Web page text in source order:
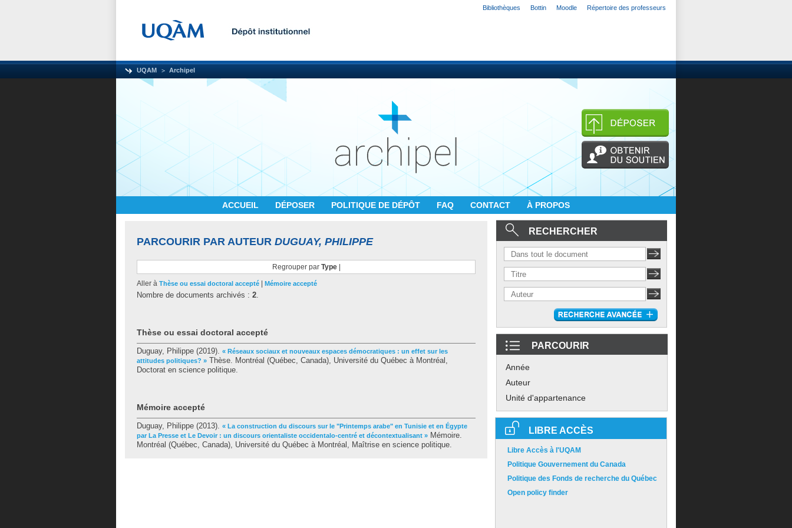
Bibliothèques Bottin Moodle Répertoire des professeurs
UQAM Archipel
ACCUEIL DÉPOSER POLITIQUE DE DÉPÔT FAQ CONTACT À PROPOS
PARCOURIR PAR AUTEUR DUGUAY, PHILIPPE
Regrouper par Type|
Aller à Thèse ou essai doctoral accepté Mémoire accepté
Nombre de documents archivés : 2.
Thèse ou essai doctoral accepté
Duguay, Philippe (2019). « Réseaux sociaux et nouveaux espaces démocratiques : un effet sur les
attitudes politiques? » Thèse. Montréal (Québec, Canada), Université du Québec à Montréal,
Doctorat en science politique.
Mémoire accepté
Duguay, Philippe (2013). « La construction du discours sur le "Printemps arabe" en Tunisie et en Égypte
par La Presse et Le Devoir : un discours orientaliste occidentalo-centré et décontextualisant » Mémoire.
Montréal (Québec, Canada), Université du Québec à Montréal, Maîtrise en science politique.
RECHERCHER
PARCOURIR
Année
Auteur
Unité d'appartenance
LIBRE ACCÈS
Libre Accès à l'UQAM
Politique Gouvernement du Canada
Politique des Fonds de recherche du Québec
Open policy finder